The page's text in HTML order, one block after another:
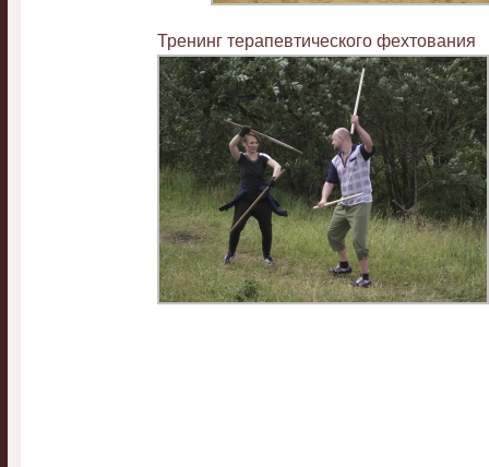
Тренинг терапевтического фехтования